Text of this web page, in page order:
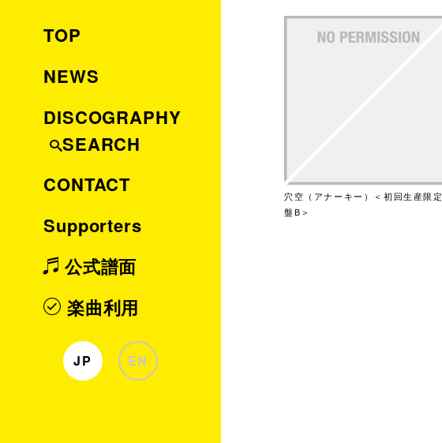
TOP
NEWS
DISCOGRAPHY
SEARCH
CONTACT
Supporters
公式譜面
楽曲利用
JP EN
穴空（アナーキー）＜初回生産限定
盤B＞